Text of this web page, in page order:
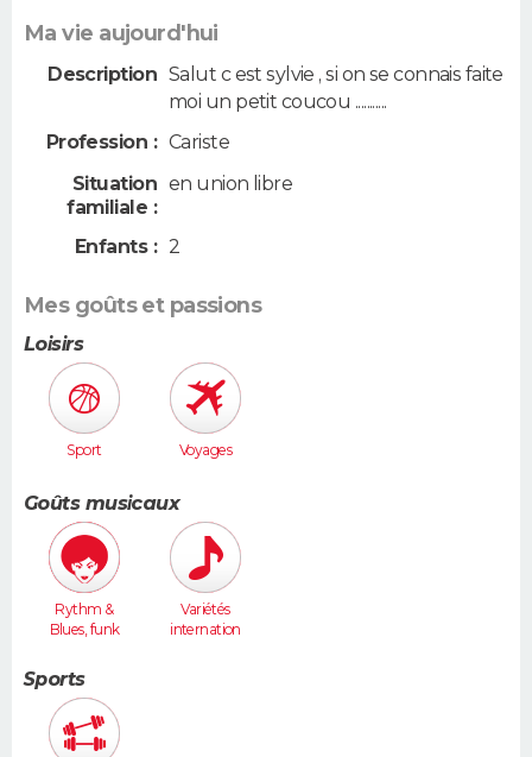
Ma vie aujourd'hui
Description Salut c est sylvie , si on se connais faite
moi un petit coucou ...........
Profession : Cariste
Situation
familiale :
en union libre
Enfants : 2
Mes goûts et passions
Loisirs
Sport Voyages
Goûts musicaux
Rythm &
Blues, funk
Variétés
internation
Sports